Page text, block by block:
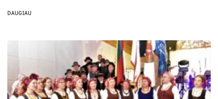
DAUGIAU